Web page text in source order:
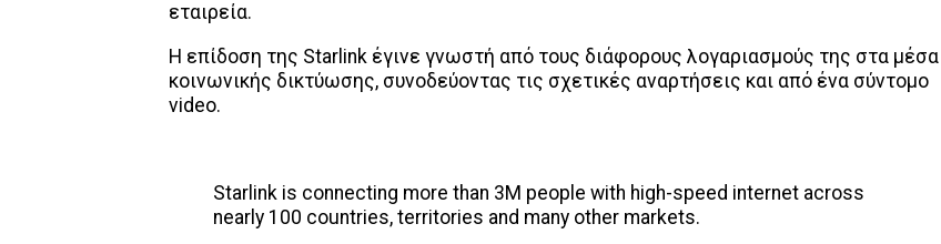
εταιρεία.
Η επίδοση της Starlink έγινε γνωστή από τους διάφορους λογαριασμούς της στα μέσα
κοινωνικής δικτύωσης, συνοδεύοντας τις σχετικές αναρτήσεις και από ένα σύντομο
video.
Starlink is connecting more than 3M people with high-speed internet across
nearly 100 countries, territories and many other markets.